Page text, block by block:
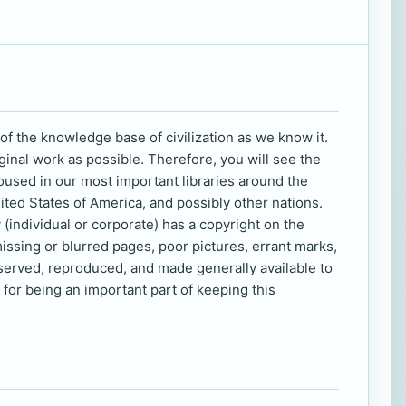
the knowledge base of civilization as we know it.
work as possible. Therefore, you will see the
in our most important libraries around the
States of America, and possibly other nations.
or corporate) has a copyright on the
or blurred pages, poor pictures, errant marks,
reproduced, and made generally available to
being an important part of keeping this